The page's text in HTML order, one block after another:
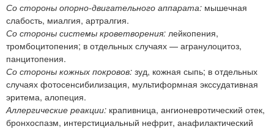
Со стороны опорно-двигательного аппарата: мышечная
слабость, миалгия, артралгия.
Со стороны системы кроветворения: лейкопения,
тромбоцитопения; в отдельных случаях — агранулоцитоз,
панцитопения.
Со стороны кожных покровов: зуд, кожная сыпь; в отдельных
случаях фотосенсибилизация, мультиформная экссудативная
эритема, алопеция.
Аллергические реакции: крапивница, ангионевротический отек,
бронхоспазм, интерстициальный нефрит, анафилактический